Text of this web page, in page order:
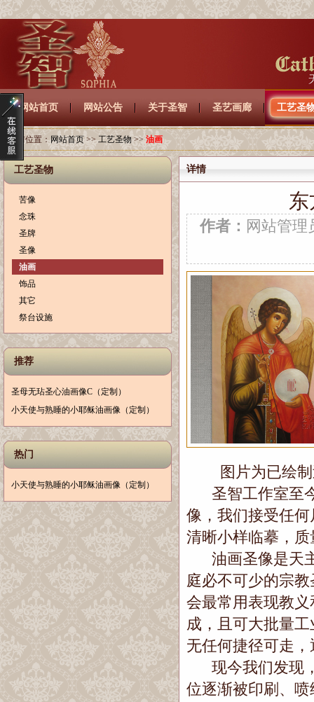
网站首页 网站公告 关于圣智 圣艺画廊 工艺圣
当前位置：网站首页>>工艺圣物>> 油画
工艺圣物
苦像
念珠
圣牌
圣像
油画
饰品
其它
祭台设施
推荐
圣母无玷圣心油画像C（定制）
小天使与熟睡的小耶稣油画像（定制）
热门
小天使与熟睡的小耶稣油画像（定制）
详情
作者： 网站管
图片为已绘制
圣智工作室至今
像，我们接受任
清晰小样临摹，质
油画圣像是天主
庭必不可少的宗
会最常用表现教
成，且可大批量
无任何捷径可走
现今我们发现，
位逐渐被印刷、